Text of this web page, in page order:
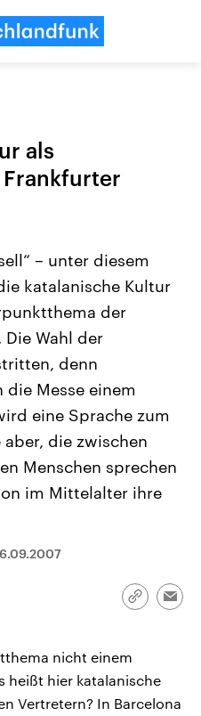
aus
USA
Hintergründe
gehören die Vereinigten
den mächtigsten Ländern
mit großem Einfluss auf
aktuelle Weltgeschehen.
Podcasts
als
– unter diesem
katalanische Kultur
der
Die Wahl der
denn
Messe einem
eine Sprache zum
die zwischen
Menschen sprechen
im Mittelalter ihre
Link
nicht einem
heißt hier katalanische
Vertretern? In Barcelona